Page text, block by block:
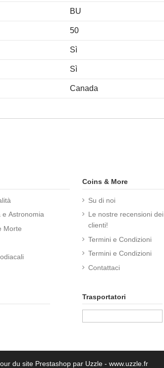
BU
50
Sì
Sì
Canada
e Astronomia
Morte
Coins & More
Su di noi
Le nostre recensioni dei
clienti!
Termini e Condizioni
Termini e Condizioni
Contattaci
Trasportatori
du site Prestashop par Uzzle - www.uzzle.fr